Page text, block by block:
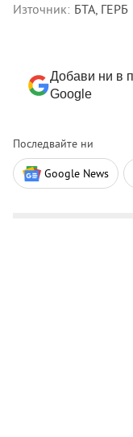
Източник: БТА, ГЕРБ
Добави ни в
Google
Последвайте ни
Google News